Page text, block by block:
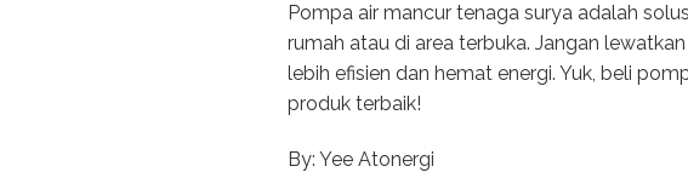
Pompa air mancur tenaga surya adalah
rumah atau di area terbuka. Jangan
lebih efisien dan hemat energi. Yuk, beli
produk terbaik!
By: Yee Atonergi